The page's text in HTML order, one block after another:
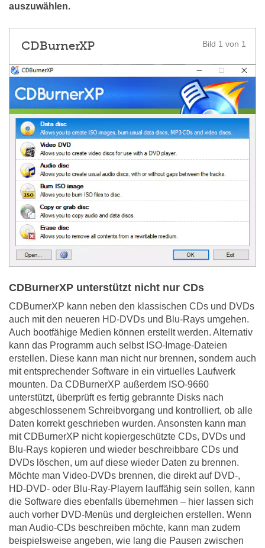
auszuwählen.
Bild 1 von 1
CDBurnerXP
CDBurnerXP unterstützt nicht nur CDs
CDBurnerXP kann neben den klassischen CDs und DVDs
auch mit den neueren HD-DVDs und Blu-Rays umgehen.
Auch bootfähige Medien können erstellt werden. Alternativ
kann das Programm auch selbst ISO-Image-Dateien
erstellen. Diese kann man nicht nur brennen, sondern auch
mit entsprechender Software in ein virtuelles Laufwerk
mounten. Da CDBurnerXP außerdem ISO-9660
unterstützt, überprüft es fertig gebrannte Disks nach
abgeschlossenem Schreibvorgang und kontrolliert, ob alle
Daten korrekt geschrieben wurden. Ansonsten kann man
mit CDBurnerXP nicht kopiergeschützte CDs, DVDs und
Blu-Rays kopieren und wieder beschreibbare CDs und
DVDs löschen, um auf diese wieder Daten zu brennen.
Möchte man Video-DVDs brennen, die direkt auf DVD-,
HD-DVD- oder Blu-Ray-Playern lauffähig sein sollen, kann
die Software dies ebenfalls übernehmen – hier lassen sich
auch vorher DVD-Menüs und dergleichen erstellen. Wenn
man Audio-CDs beschreiben möchte, kann man zudem
beispielsweise angeben, wie lang die Pausen zwischen